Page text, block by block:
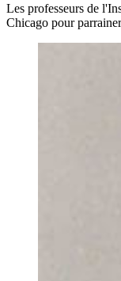
Les professeurs de
Chicago pour